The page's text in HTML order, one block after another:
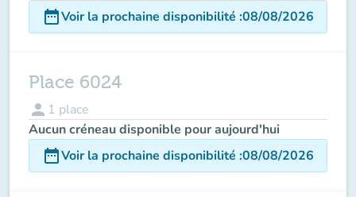
date_rangeVoir la prochaine disponibilité :08/08/2026
Place 6024
person 1 place
Aucun créneau disponible pour aujourd'hui
date_rangeVoir la prochaine disponibilité :08/08/2026